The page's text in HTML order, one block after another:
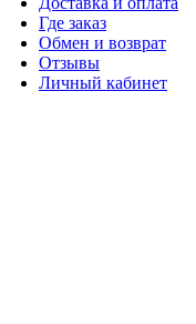
Где заказ
Обмен и возврат
Отзывы
Личный кабинет